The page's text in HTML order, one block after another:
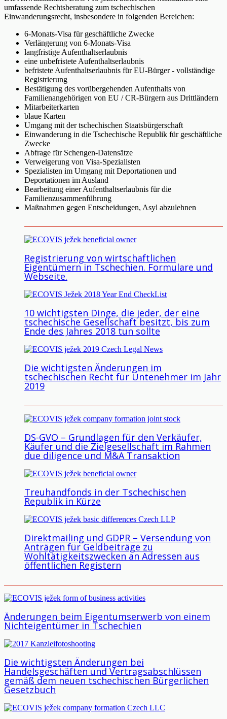
umfassende Rechtsberatung zum tschechischen
Einwanderungsrecht, insbesondere in folgenden Bereichen:
6-Monats-Visa für geschäftliche Zwecke
Verlängerung von 6-Monats-Visa
langfristige Aufenthaltserlaubnis
eine unbefristete Aufenthaltserlaubnis
befristete Aufenthaltserlaubnis für EU-Bürger - vollständige
Registrierung
Bestätigung des vorübergehenden Aufenthalts von
Familienangehörigen von EU / CR-Bürgern aus Drittländern
Mitarbeiterkarten
blaue Karten
Umgang mit der tschechischen Staatsbürgerschaft
Einwanderung in die Tschechische Republik für geschäftliche
Zwecke
Abfrage für Schengen-Datensätze
Verweigerung von Visa-Spezialisten
Spezialisten im Umgang mit Deportationen und
Deportationen im Ausland
Bearbeitung einer Aufenthaltserlaubnis für die
Familienzusammenführung
Maßnahmen gegen Entscheidungen, Asyl abzulehnen
Registrierung von wirtschaftlichen
Eigentümern in Tschechien. Formulare und
Webseite.
10 wichtigsten Dinge, die jeder, der eine
tschechische Gesellschaft besitzt, bis zum
Ende des Jahres 2018 tun sollte
Die wichtigsten Änderungen im
tschechischen Recht für Untenehmer im Jahr
2019
DS-GVO – Grundlagen für den Verkäufer,
Käufer und die Zielgesellschaft im Rahmen
due diligence und M&A Transaktion
Treuhandfonds in der Tschechischen
Republik in Kürze
Direktmailing und GDPR – Versendung von
Anträgen für Geldbeiträge zu
Wohltätigkeitszwecken an Adressen aus
öffentlichen Registern
Änderungen beim Eigentumserwerb von einem
Nichteigentümer in Tschechien
Die wichtigsten Änderungen bei
Handelsgeschäften und Vertragsabschlüssen
gemäß dem neuen tschechischen Bürgerlichen
Gesetzbuch